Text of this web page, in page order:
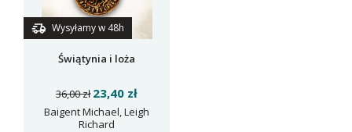
Wysyłamy w 48h
Świątynia i loża
36,00 zł 23,40 zł
Baigent Michael, Leigh
Richard